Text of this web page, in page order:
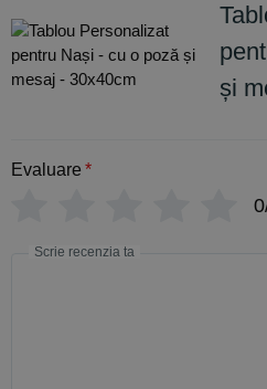
și
Evaluare *
Scrie recenzia ta